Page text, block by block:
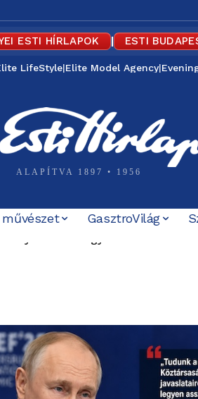
ESTI HÍRLAPOK | ESTI
LifeStyle|Elite Model Agency|
ALAPÍTVA 1897 • 1956
GasztroVilág
is számon kéri Magyar Pétert: